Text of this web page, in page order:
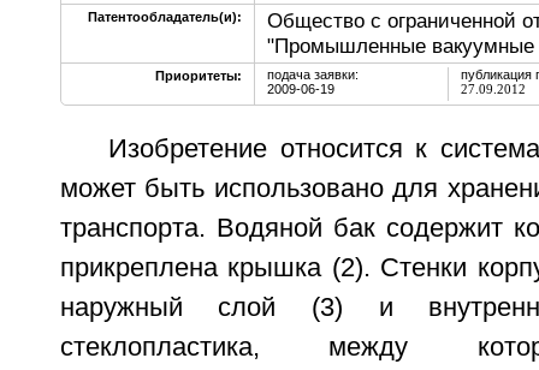
Патентообладатель(и):
Общество с ограниченной
"Промышленные вакуумные
Приоритеты:
подача заявки:
2009-06-19
публикация
27.09.2012
Изобретение относится к
может быть использовано для
транспорта. Водяной бак содержит
прикреплена крышка (2). Стенки
наружный слой (3) и
стеклопластика, между